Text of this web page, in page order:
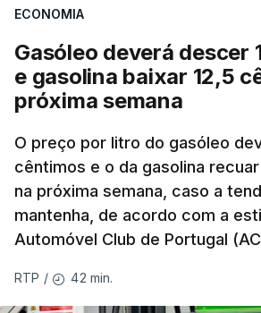
ECONOMIA
Gasóleo deverá descer
e gasolina baixar 12,5
próxima semana
O preço por litro do gasóleo
cêntimos e o da gasolina
na próxima semana, caso a
mantenha, de acordo com a
Automóvel Club de Portugal
RTP / 42 min.